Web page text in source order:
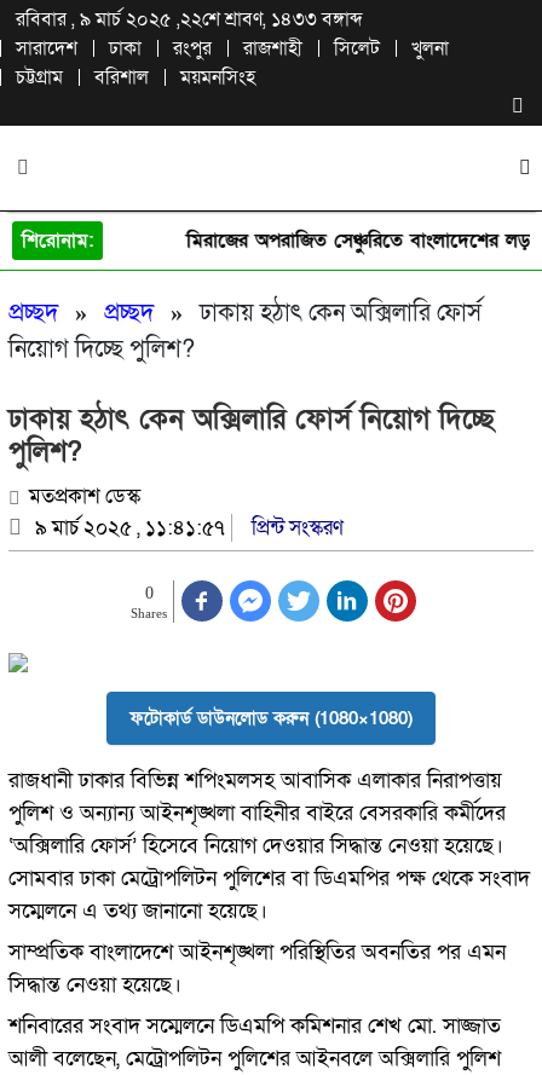
রবিবার , ৯ মার্চ ২০২৫ ,২২শে শ্রাবণ, ১৪৩৩ বঙ্গাব্দ
সারাদেশ
ঢাকা রংপুর রাজশাহী সিলেট
খুলনা
চট্টগ্রাম
বরিশাল ময়মনসিংহ
শিরোনাম: মিরাজের অপরাজিত সেঞ্চুরিতে বাংলাদেশের লড়াই
প্রচ্ছদ» প্রচ্ছদ»ঢাকায় হঠাৎ কেন অক্সিলারি ফোর্স
নিয়োগ দিচ্ছে পুলিশ?
ঢাকায় হঠাৎ কেন অক্সিলারি ফোর্স নিয়োগ দিচ্ছে
পুলিশ?
মতপ্রকাশ ডেস্ক
৯ মার্চ ২০২৫ , ১১:৪১:৫৭
প্রিন্ট সংস্করণ
0
Shares
ফটোকার্ড ডাউনলোড করুন (1080×1080)
রাজধানী ঢাকার বিভিন্ন শপিংমলসহ আবাসিক এলাকার নিরাপত্তায়
পুলিশ ও অন্যান্য আইনশৃঙ্খলা বাহিনীর বাইরে বেসরকারি কর্মীদের
‘অক্সিলারি ফোর্স’ হিসেবে নিয়োগ দেওয়ার সিদ্ধান্ত নেওয়া হয়েছে।
সোমবার ঢাকা মেট্রোপলিটন পুলিশের বা ডিএমপির পক্ষ থেকে সংবাদ
সম্মেলনে এ তথ্য জানানো হয়েছে।
সাম্প্রতিক বাংলাদেশে আইনশৃঙ্খলা পরিস্থিতির অবনতির পর এমন
সিদ্ধান্ত নেওয়া হয়েছে।
শনিবারের সংবাদ সম্মেলনে ডিএমপি কমিশনার শেখ মো. সাজ্জাত
আলী বলেছেন, মেট্রোপলিটন পুলিশের আইনবলে অক্সিলারি পুলিশ